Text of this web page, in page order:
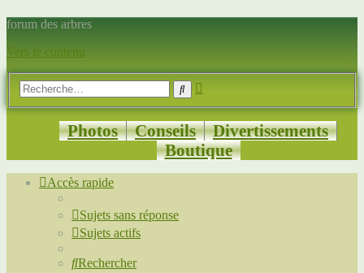
forum des arbres
Vers le contenu
Rechercher
Photos Conseils
Divertissements
Boutique
Accès rapide
Sujets sans réponse
Sujets actifs
Rechercher